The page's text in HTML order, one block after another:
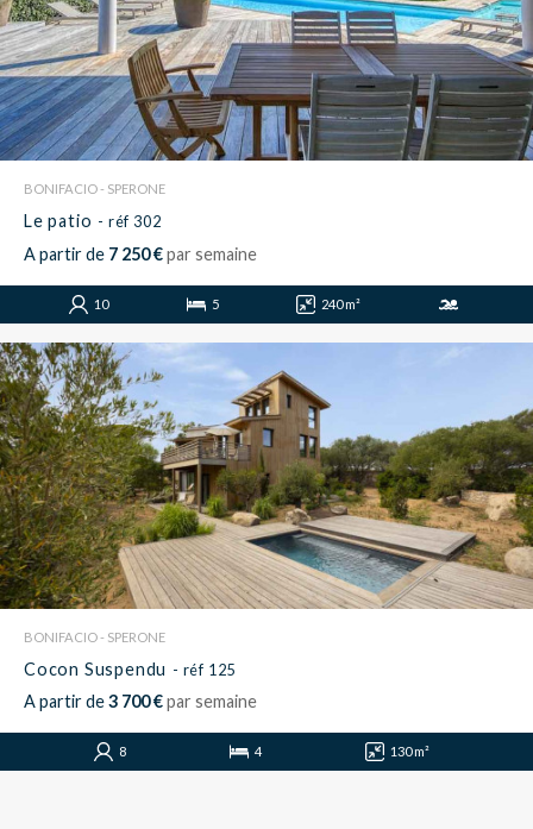
BONIFACIO - SPERONE
Le patio - réf 302
A partir de 7 250 €par semaine
10 5 240 m²
BONIFACIO - SPERONE
Cocon Suspendu - réf 125
A partir de3 700 €par semaine
8 4 130 m²